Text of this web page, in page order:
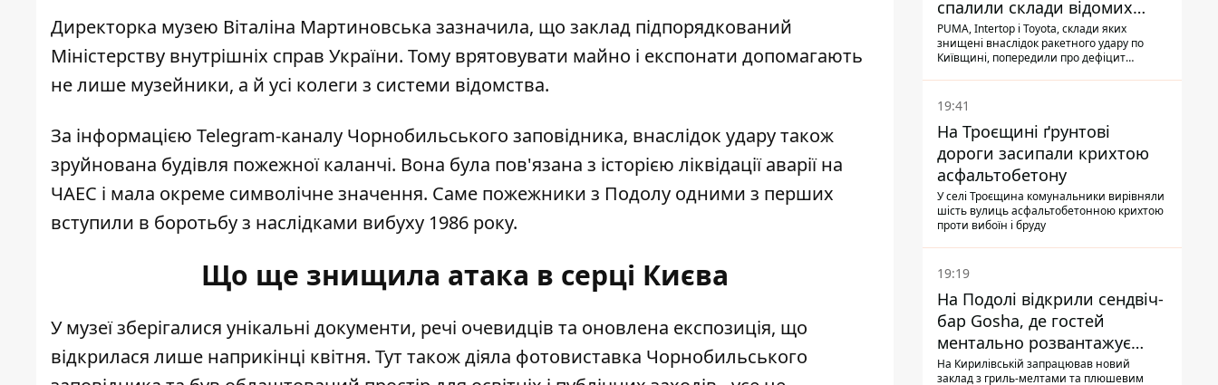
Директорка музею Віталіна Мартиновська зазначила, що заклад підпорядкований
Міністерству внутрішніх справ України. Тому врятовувати майно і експонати допомагають
не лише музейники, а й усі колеги з системи відомства.
За інформацією Telegram-каналу Чорнобильського заповідника, внаслідок удару також
зруйнована будівля пожежної каланчі. Вона була пов'язана з історією ліквідації аварії на
ЧАЕС і мала окреме символічне значення. Саме пожежники з Подолу одними з перших
вступили в боротьбу з наслідками вибуху 1986 року.
Що ще знищила атака в серці Києва
У музеї зберігалися унікальні документи, речі очевидців та оновлена експозиція, що
відкрилася лише наприкінці квітня. Тут також діяла фотовиставка Чорнобильського
спалили склади відомих
брендів
PUMA, Intertop і Toyota, склади яких
знищені внаслідок ракетного удару по
Київщині, попередили про дефіцит
19:41
На Троєщині ґрунтові
дороги засипали крихтою
асфальтобетону
У селі Троєщина комунальники вирівняли
шість вулиць асфальтобетонною крихтою
проти вибоїн і бруду
19:19
На Подолі відкрили сендвіч-
бар Gosha, де гостей
ментально розвантажує
акула
На Кирилівській запрацював новий
заклад з гриль-мелтами та плюшевим